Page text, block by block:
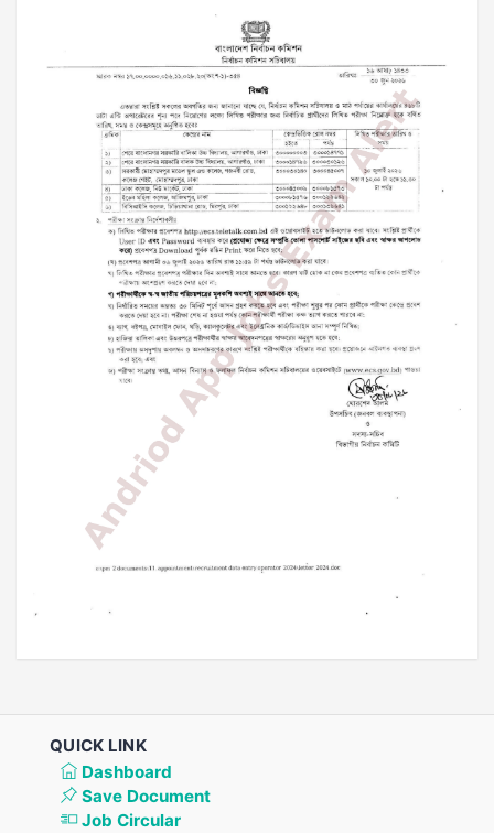
QUICK LINK
Dashboard
Save Document
Job Circular